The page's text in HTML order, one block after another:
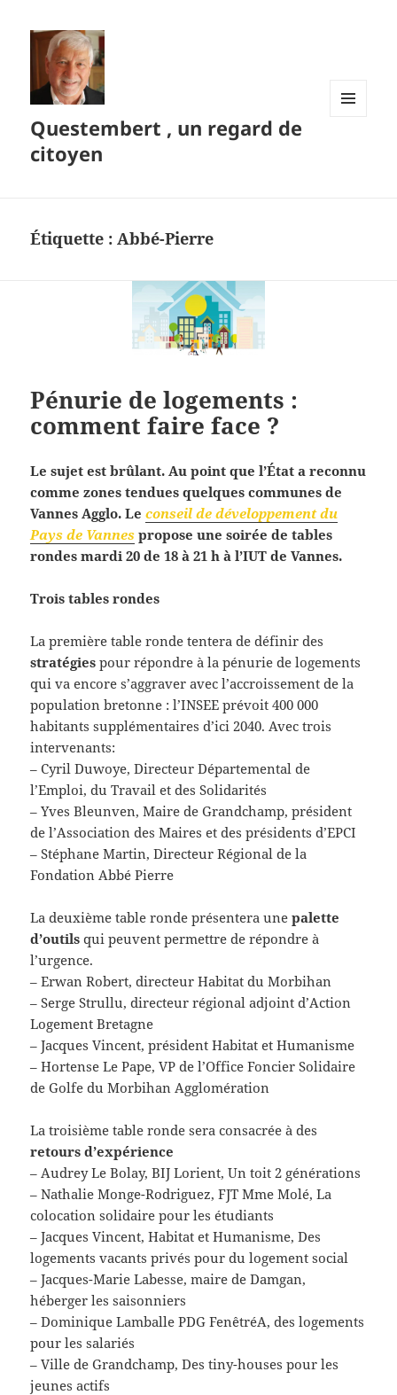
Questembert , un regard de
citoyen
Étiquette :Abbé-Pierre
Pénurie de logements :
comment faire face ?
Le sujet est brûlant. Au point que l’État a reconnu
comme zones tendues quelques communes de
Vannes Agglo. Leconseil de développement du
Pays de Vannes propose une soirée de tables
rondes mardi 20 de 18 à 21 h à l’IUT de Vannes.
Trois tables rondes
La première table ronde tentera de définir des
stratégies pour répondre à la pénurie de logements
qui va encore s’aggraver avec l’accroissement de la
population bretonne : l’INSEE prévoit 400 000
habitants supplémentaires d’ici 2040. Avec trois
intervenants:
– Cyril Duwoye, Directeur Départemental de
l’Emploi, du Travail et des Solidarités
– Yves Bleunven, Maire de Grandchamp, président
de l’Association des Maires et des présidents d’EPCI
– Stéphane Martin, Directeur Régional de la
Fondation Abbé Pierre
La deuxième table ronde présentera unepalette
d’outils qui peuvent permettre de répondre à
l’urgence.
– Erwan Robert, directeur Habitat du Morbihan
– Serge Strullu, directeur régional adjoint d’Action
Logement Bretagne
– Jacques Vincent, président Habitat et Humanisme
– Hortense Le Pape, VP de l’Office Foncier Solidaire
de Golfe du Morbihan Agglomération
La troisième table ronde sera consacrée à des
retours d’expérience
– Audrey Le Bolay, BIJ Lorient, Un toit 2 générations
– Nathalie Monge-Rodriguez, FJT Mme Molé, La
colocation solidaire pour les étudiants
– Jacques Vincent, Habitat et Humanisme, Des
logements vacants privés pour du logement social
– Jacques-Marie Labesse, maire de Damgan,
héberger les saisonniers
– Dominique Lamballe PDG FenêtréA, des logements
pour les salariés
– Ville de Grandchamp, Des tiny-houses pour les
jeunes actifs